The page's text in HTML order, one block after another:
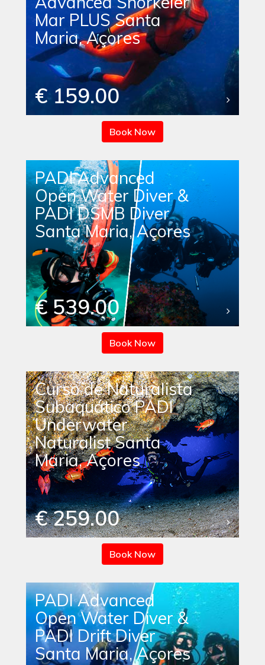
Mar PLUS Santa
Maria, Açores
€ 159.00
Book Now
PADI Advanced
Open Water Diver &
PADI DSMB Diver
Santa Maria, Açores
€ 539.00
Book Now
Curso de Naturalista
Subaquático PADI
Underwater
Naturalist Santa
Maria, Açores
€ 259.00
Book Now
PADI Advanced
Open Water Diver &
PADI Drift Diver
Santa Maria, Açores